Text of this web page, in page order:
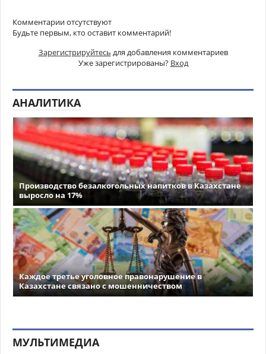
Комментарии отсутствуют
Будьте первым, кто оставит комментарий!
Зарегистрируйтесь для добавления комментариев
Уже зарегистрированы? Вход
АНАЛИТИКА
Производство безалкогольных напитков в Казахстане
выросло на 17%
Каждое третье уголовное правонарушение в
Казахстане связано с мошенничеством
МУЛЬТИМЕДИА